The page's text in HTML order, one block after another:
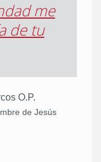
me
de tu
O.P.
de Jesús